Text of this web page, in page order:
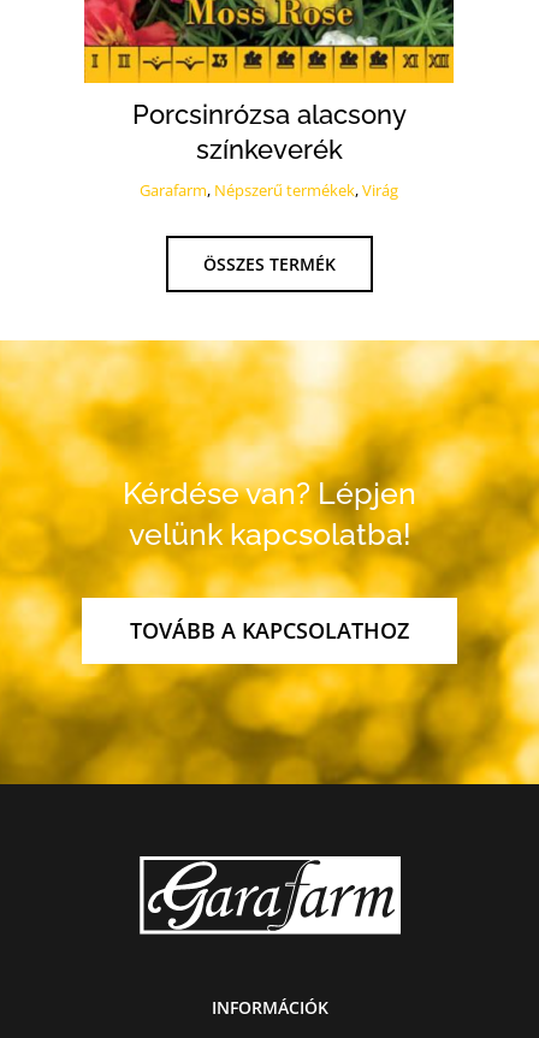
Porcsinrózsa alacsony
színkeverék
Garafarm, Népszerű termékek,Virág
ÖSSZES TERMÉK
Kérdése van? Lépjen
velünk kapcsolatba!
TOVÁBB A KAPCSOLATHOZ
INFORMÁCIÓK